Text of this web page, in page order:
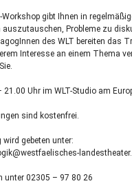
Workshop gibt Ihnen in
auszutauschen, Probleme zu
des WLT bereiten das
Interesse an einem Thema
21.00 Uhr im WLT-Studio am
sind kostenfrei.
gebeten unter:
unter 02305 – 97 80 26